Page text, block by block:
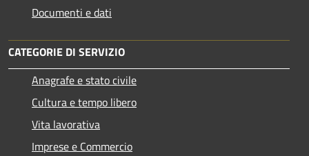
Documenti e dati
CATEGORIE DI SERVIZIO
Anagrafe e stato civile
Cultura e tempo libero
Vita lavorativa
Imprese e Commercio